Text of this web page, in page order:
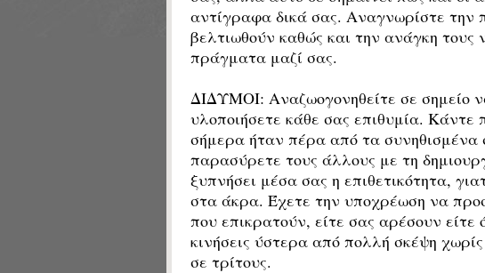
αντίγραφα δικά σας. Αναγνωρίστε την
βελτιωθούν καθώς και την ανάγκη
πράγματα μαζί σας.
ΔΙΔΥΜΟΙ: Αναζωογονηθείτε σε σημείο
υλοποιήσετε κάθε σας επιθυμία. Κάντε
σήμερα ήταν πέρα από τα
παρασύρετε τους άλλους με τη
ξυπνήσει μέσα σας η επιθετικότητα,
στα άκρα. Έχετε την υποχρέωση να
που επικρατούν, είτε σας αρέσουν
κινήσεις ύστερα από πολλή σκέψη
σε τρίτους.